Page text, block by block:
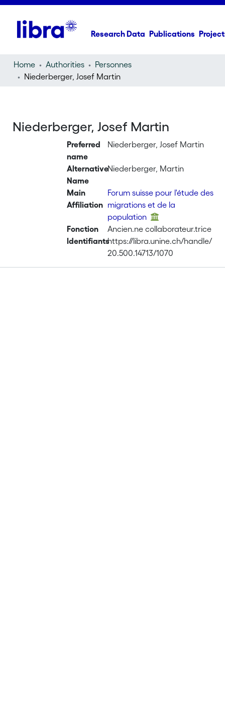
Research Data Publications
Home Authorities
Personnes
Niederberger, Josef Martin
Niederberger, Josef Martin
Preferred
name
Niederberger, Josef Martin
Alternative
Name
Niederberger, Martin
Main
Affiliation
Forum suisse pour l'étude des
migrations et de la
population
Fonction
Ancien.ne collaborateur.trice
Identifiantshttps://libra.unine.ch/handle/
20.500.14713/1070